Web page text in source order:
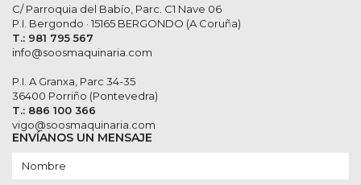
C/ Parroquia del Babío, Parc. C1 Nave 06
P.I. Bergondo · 15165 BERGONDO (A Coruña)
T.: 981 795 567
info@soosmaquinaria.com
P.I. A Granxa, Parc 34-35
36400 Porriño (Pontevedra)
T.: 886 100 366
vigo@soosmaquinaria.com
ENVÍANOS UN MENSAJE